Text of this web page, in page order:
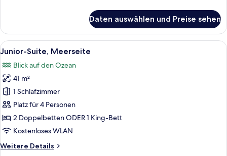
Suite
(Tropical
View)
Daten auswählen und Preise sehen
Alle
Fotos
für
Junior-
Suite,
Meerseite
anzeigen
Ein Strandresort mit strohgedeckten
6
Junior-Suite, Meerseite
Blick auf den Ozean
41 m²
1 Schlafzimmer
Platz für 4 Personen
2 Doppelbetten ODER 1 King-Bett
Kostenloses WLAN
Weitere Details
Weitere